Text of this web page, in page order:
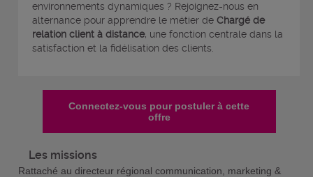
environnements dynamiques ? Rejoignez-nous en
alternance pour apprendre le métier de Chargé de
relation client à distance, une fonction centrale dans la
satisfaction et la fidélisation des clients.
Connectez-vous pour postuler à cette
offre
Les missions
Rattaché au directeur régional communication, marketing &